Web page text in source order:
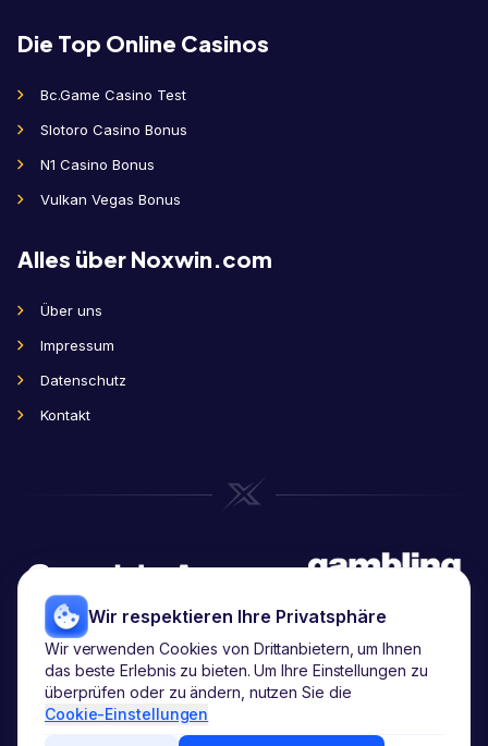
Die Top Online Casinos
Bc.Game Casino Test
Slotoro Casino Bonus
N1 Casino Bonus
Vulkan Vegas Bonus
Alles über Noxwin.com
Über uns
Impressum
Datenschutz
Kontakt
Copyright2026© noxwin.com.
Alle Rechte vorbehalten.
Wir respektieren Ihre Privatsphäre
Wir verwenden Cookies von Drittanbietern, um Ihnen
das beste Erlebnis zu bieten. Um Ihre Einstellungen zu
überprüfen oder zu ändern, nutzen Sie die
Cookie-Einstellungen